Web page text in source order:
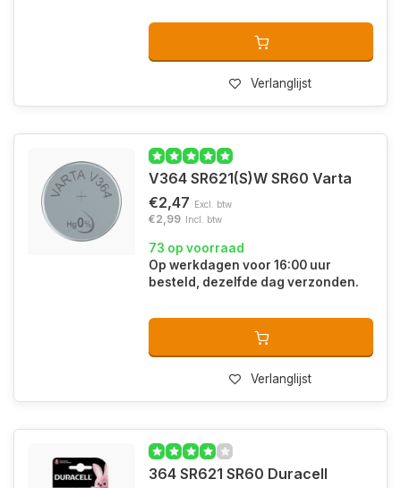
Verlanglijst
V364 SR621(S)W SR60 Varta
€2,47 Excl. btw
€2,99 Incl. btw
73 op voorraad
Op werkdagen voor 16:00 uur
besteld, dezelfde dag verzonden.
Verlanglijst
364 SR621 SR60 Duracell